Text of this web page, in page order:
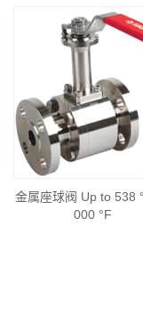
金属座球阀 Up to 538 °C / 1
000 °F